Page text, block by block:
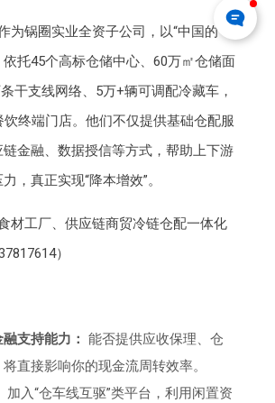
为锅圈实业全资子公司，以“中国的
依托45个高标仓储中心、60万㎡仓储面
干支线网络、5万+辆可调配冷藏车，
饮终端门店。他们不仅提供基础仓配服
金融、数据授信等方式，帮助上下游
，真正实现“降本增效”。
材工厂、供应链商贸冷链仓配一体化
）
支持能力： 能否提供应收保理、仓
直接影响你的现金流周转效率。
加入“仓车线互驱”类平台，利用闲置资